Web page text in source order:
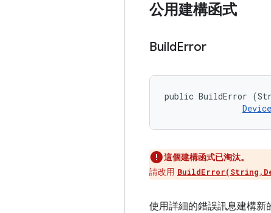
公用建構函式
BuildError
public BuildError
這個建構函式已淘汰。
請改用
使用詳細的錯誤訊息建構新